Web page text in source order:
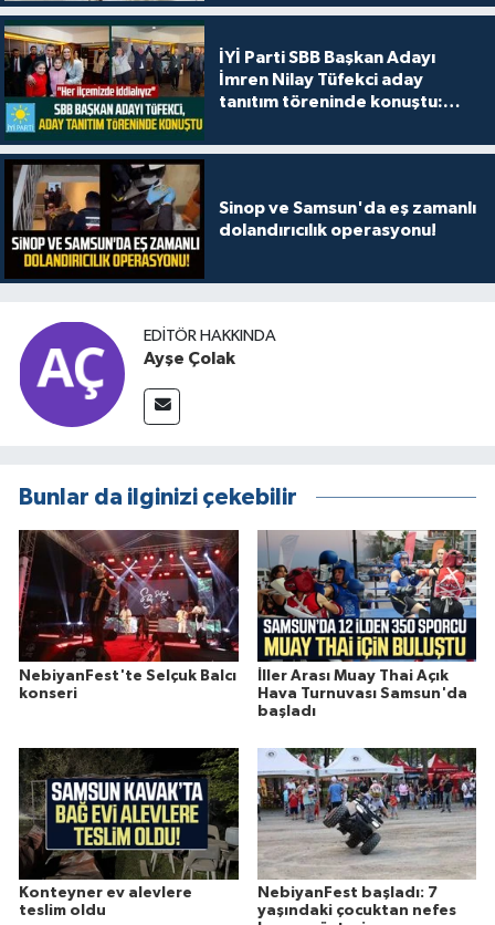
İYİ Parti SBB Başkan Adayı
İmren Nilay Tüfekci aday
tanıtım töreninde konuştu:
Sinop ve Samsun'da eş zamanlı
dolandırıcılık operasyonu!
EDITÖR HAKKINDA
Ayşe Çolak
Bunlar da ilginizi çekebilir
NebiyanFest'te Selçuk Balcı
konseri
İller Arası Muay Thai Açık
Hava Turnuvası Samsun'da
başladı
Konteyner ev alevlere
teslim oldu
NebiyanFest başladı: 7
yaşındaki çocuktan nefes